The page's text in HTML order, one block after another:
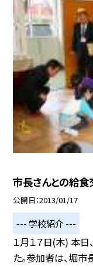
市長さんとの給食
公開日 2013/01/17
--- 学校紹介 ---
１月１７日(木) 本日
た。参加者は、堀市